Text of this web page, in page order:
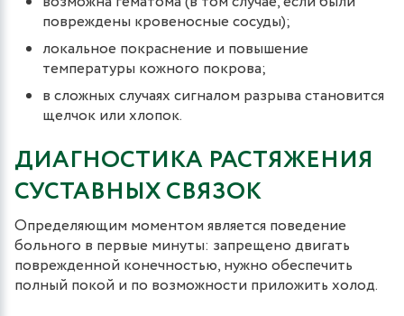
повреждены кровеносные сосуды);
локальное покраснение и повышение
температуры кожного покрова;
в сложных случаях сигналом разрыва становится
щелчок или хлопок.
ДИАГНОСТИКА РАСТЯЖЕНИЯ
СУСТАВНЫХ СВЯЗОК
Определяющим моментом является поведение
больного в первые минуты: запрещено двигать
поврежденной конечностью, нужно обеспечить
полный покой и по возможности приложить холод.